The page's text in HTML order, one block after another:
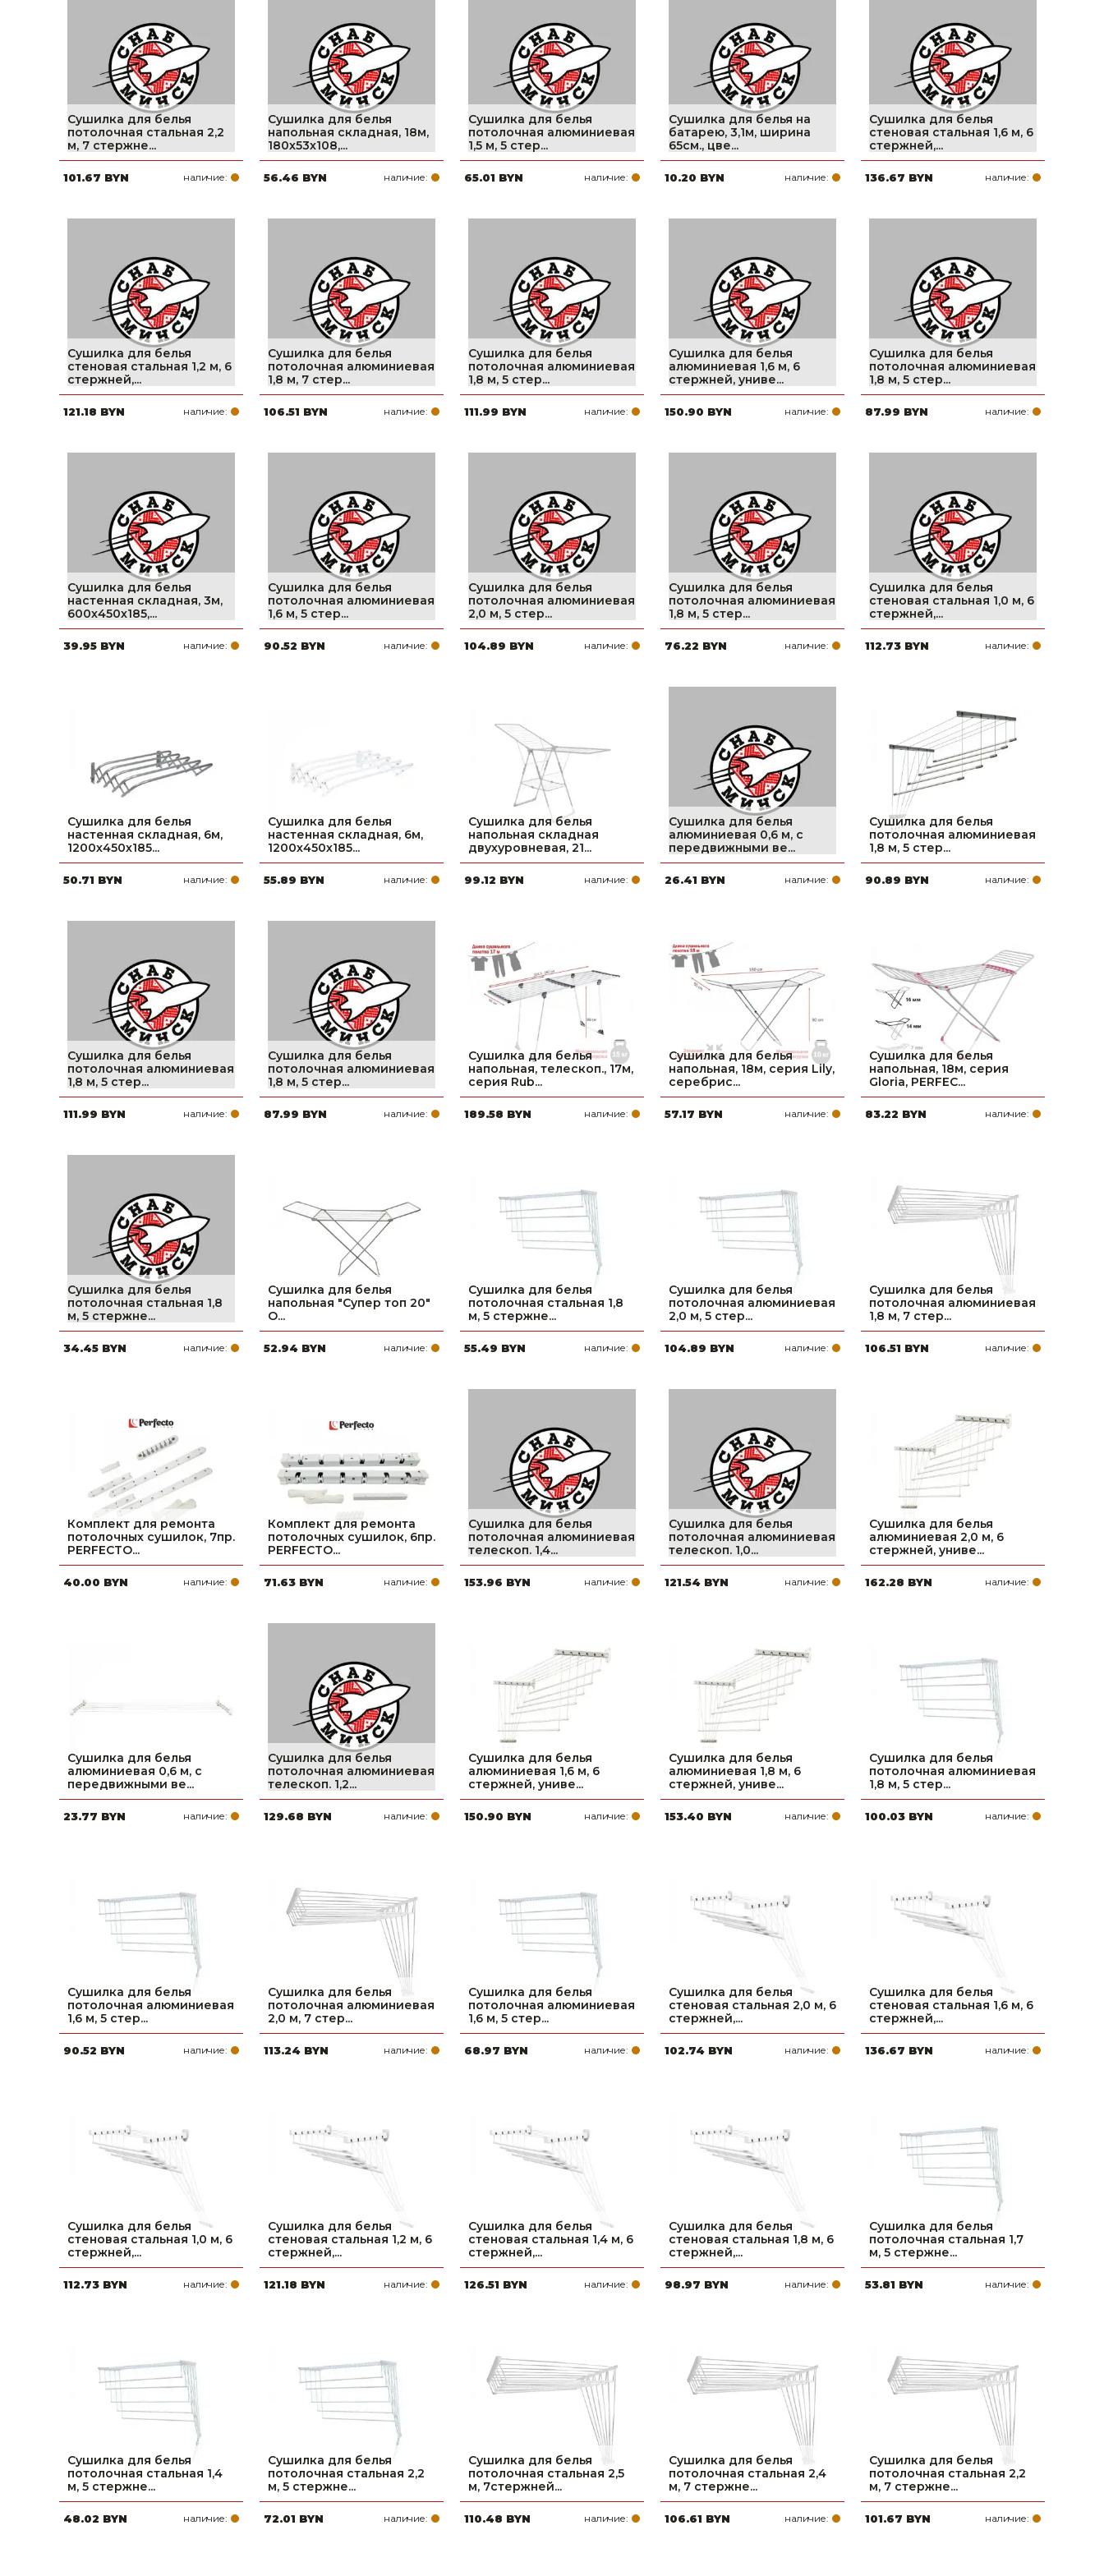
Садовая техника, оснастка и принадлежности
Сварочное оборудование и материалы
Средства индивидуальной защиты и спецодежда
Хранение инструмента (ящики, сумки, пояса, тележки)
Хозтовары
Масла и смазки
Крепеж и фурнитура
Ручной инструмент
Строительные и отделочные материалы
Садовый инструмент, вазоны, горшки и кашпо, теплицы, парники
Товары для дома
Сантехника
Автомобильные товары, инструменты
Резинотехнические, асбестовые изделия, каболка
Автоклавы. Дистилляторы
Дистилляторы
Чашечные кормушки
Чашечные поилки
Сушилка для белья
потолочная стальная 2,2
м, 7 стержне...
101.67 BYN наличие:
Сушилка для белья
напольная складная, 18м,
180х53х108,...
56.46 BYN наличие:
Сушилка для белья
потолочная алюминиевая
1,5 м, 5 стер...
65.01 BYN наличие:
Сушилка для белья на
батарею, 3,1м, ширина
65см., цве...
10.20 BYN наличие:
Сушилка для белья
стеновая стальная 1,6 м, 6
стержней,...
136.67 BYN наличие:
Сушилка для белья
стеновая стальная 1,2 м, 6
стержней,...
121.18 BYN наличие:
Сушилка для белья
потолочная алюминиевая
1,8 м, 7 стер...
106.51 BYN наличие:
Сушилка для белья
потолочная алюминиевая
1,8 м, 5 стер...
111.99 BYN наличие:
Сушилка для белья
алюминиевая 1,6 м, 6
стержней, униве...
150.90 BYN наличие:
Сушилка для белья
потолочная алюминиевая
1,8 м, 5 стер...
87.99 BYN наличие:
Сушилка для белья
настенная складная, 3м,
600х450х185,...
39.95 BYN наличие:
Сушилка для белья
потолочная алюминиевая
1,6 м, 5 стер...
90.52 BYN наличие:
Сушилка для белья
потолочная алюминиевая
2,0 м, 5 стер...
104.89 BYN наличие:
Сушилка для белья
потолочная алюминиевая
1,8 м, 5 стер...
76.22 BYN наличие:
Сушилка для белья
стеновая стальная 1,0 м, 6
стержней,...
112.73 BYN наличие:
Сушилка для белья
настенная складная, 6м,
1200х450х185...
50.71 BYN наличие:
Сушилка для белья
настенная складная, 6м,
1200х450х185...
55.89 BYN наличие:
Сушилка для белья
напольная складная
двухуровневая, 21...
99.12 BYN наличие:
Сушилка для белья
алюминиевая 0,6 м, с
передвижными ве...
26.41 BYN наличие:
Сушилка для белья
потолочная алюминиевая
1,8 м, 5 стер...
90.89 BYN наличие:
Сушилка для белья
потолочная алюминиевая
1,8 м, 5 стер...
111.99 BYN наличие:
Сушилка для белья
потолочная алюминиевая
1,8 м, 5 стер...
87.99 BYN наличие:
Сушилка для белья
напольная, телескоп., 17м,
серия Rub...
189.58 BYN наличие:
Сушилка для белья
напольная, 18м, серия Lily,
серебрис...
57.17 BYN наличие:
Сушилка для белья
напольная, 18м, серия
Gloria, PERFEC...
83.22 BYN наличие:
Сушилка для белья
потолочная стальная 1,8
м, 5 стержне...
34.45 BYN наличие:
Сушилка для белья
напольная "Супер топ 20"
О...
52.94 BYN наличие:
Сушилка для белья
потолочная стальная 1,8
м, 5 стержне...
55.49 BYN наличие:
Сушилка для белья
потолочная алюминиевая
2,0 м, 5 стер...
104.89 BYN наличие:
Сушилка для белья
потолочная алюминиевая
1,8 м, 7 стер...
106.51 BYN наличие:
Комплект для ремонта
потолочных сушилок, 7пр.
PERFECTO...
40.00 BYN наличие:
Комплект для ремонта
потолочных сушилок, 6пр.
PERFECTO...
71.63 BYN наличие:
Сушилка для белья
потолочная алюминиевая
телескоп. 1,4...
153.96 BYN наличие:
Сушилка для белья
потолочная алюминиевая
телескоп. 1,0...
121.54 BYN наличие:
Сушилка для белья
алюминиевая 2,0 м, 6
стержней, униве...
162.28 BYN наличие:
Сушилка для белья
алюминиевая 0,6 м, с
передвижными ве...
23.77 BYN наличие:
Сушилка для белья
потолочная алюминиевая
телескоп. 1,2...
129.68 BYN наличие:
Сушилка для белья
алюминиевая 1,6 м, 6
стержней, униве...
150.90 BYN наличие:
Сушилка для белья
алюминиевая 1,8 м, 6
стержней, униве...
153.40 BYN наличие:
Сушилка для белья
потолочная алюминиевая
1,8 м, 5 стер...
100.03 BYN наличие:
Сушилка для белья
потолочная алюминиевая
1,6 м, 5 стер...
90.52 BYN наличие:
Сушилка для белья
потолочная алюминиевая
2,0 м, 7 стер...
113.24 BYN наличие:
Сушилка для белья
потолочная алюминиевая
1,6 м, 5 стер...
68.97 BYN наличие:
Сушилка для белья
стеновая стальная 2,0 м, 6
стержней,...
102.74 BYN наличие:
Сушилка для белья
стеновая стальная 1,6 м, 6
стержней,...
136.67 BYN наличие:
Сушилка для белья
стеновая стальная 1,0 м, 6
стержней,...
112.73 BYN наличие:
Сушилка для белья
стеновая стальная 1,2 м, 6
стержней,...
121.18 BYN наличие:
Сушилка для белья
стеновая стальная 1,4 м, 6
стержней,...
126.51 BYN наличие:
Сушилка для белья
стеновая стальная 1,8 м, 6
стержней,...
98.97 BYN наличие:
Сушилка для белья
потолочная стальная 1,7
м, 5 стержне...
53.81 BYN наличие:
Сушилка для белья
потолочная стальная 1,4
м, 5 стержне...
48.02 BYN наличие:
Сушилка для белья
потолочная стальная 2,2
м, 5 стержне...
72.01 BYN наличие:
Сушилка для белья
потолочная стальная 2,5
м, 7стержней...
110.48 BYN наличие:
Сушилка для белья
потолочная стальная 2,4
м, 7 стержне...
106.61 BYN наличие:
Сушилка для белья
потолочная стальная 2,2
м, 7 стержне...
101.67 BYN наличие: